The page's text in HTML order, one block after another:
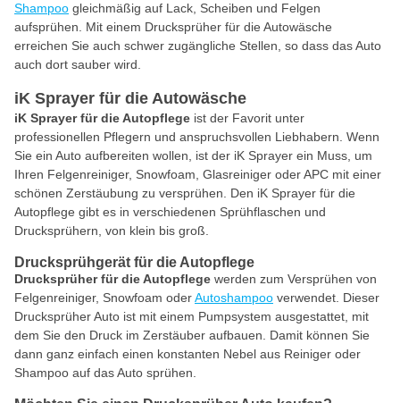
Shampoo gleichmäßig auf Lack, Scheiben und Felgen
aufsprühen. Mit einem Drucksprüher für die Autowäsche
erreichen Sie auch schwer zugängliche Stellen, so dass das Auto
auch dort sauber wird.
iK Sprayer für die Autowäsche
iK Sprayer für die Autopflege ist der Favorit unter
professionellen Pflegern und anspruchsvollen Liebhabern. Wenn
Sie ein Auto aufbereiten wollen, ist der iK Sprayer ein Muss, um
Ihren Felgenreiniger, Snowfoam, Glasreiniger oder APC mit einer
schönen Zerstäubung zu versprühen. Den iK Sprayer für die
Autopflege gibt es in verschiedenen Sprühflaschen und
Drucksprühern, von klein bis groß.
Drucksprühgerät für die Autopflege
Drucksprüher für die Autopflege werden zum Versprühen von
Felgenreiniger, Snowfoam oderAutoshampoo verwendet. Dieser
Drucksprüher Auto ist mit einem Pumpsystem ausgestattet, mit
dem Sie den Druck im Zerstäuber aufbauen. Damit können Sie
dann ganz einfach einen konstanten Nebel aus Reiniger oder
Shampoo auf das Auto sprühen.